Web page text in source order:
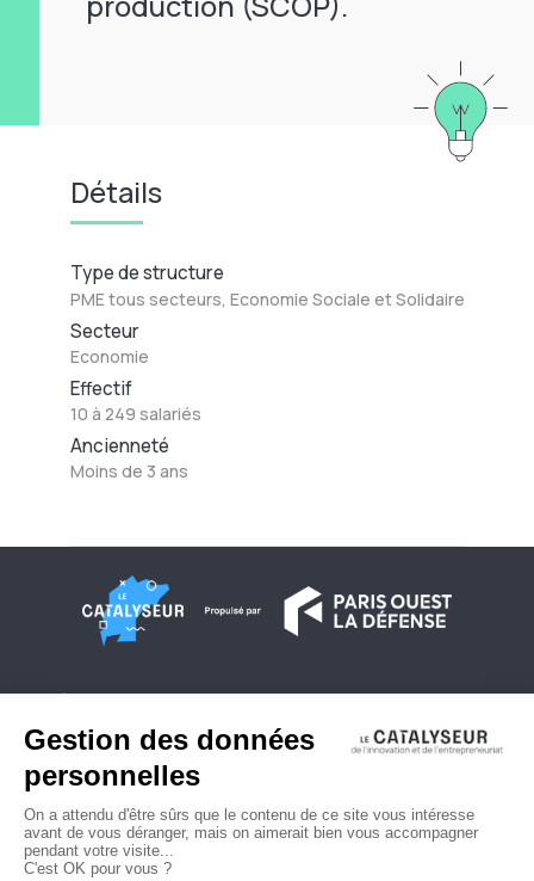
Détails
Type de structure
PME tous secteurs, Economie Sociale et Solidaire
Secteur
Economie
Effectif
10 à 249 salariés
Ancienneté
Moins de 3 ans
Conditions générales d'utilisation
Contactez-nous
Politique de confidentialité
Plan du site